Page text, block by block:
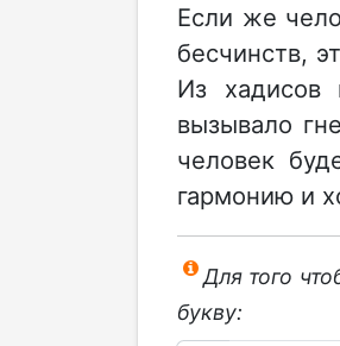
Если же
бесчинств,
Из хадисов
вызывало
человек
гармонию и
Для того
букву: